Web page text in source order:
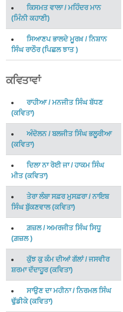
ਕਿਸਮਤ ਵਾਲਾ/ ਮਹਿੰਦਰ ਮਾਨ
(ਮਿੰਨੀ ਕਹਾਣੀ)
ਸਿਆਣਪ ਭਾਲਦੇ ਮੂਰਖ਼/ਨਿਸ਼ਾਨ
ਸਿੰਘ ਰਾਠੌਰ(ਪਿਛਲ ਝਾਤ)
ਕਵਿਤਾਵਾਂ
ਰਾਹੀਆ/ਮਨਜੀਤ ਸਿੰਘ ਬੱਧਣ
(ਕਵਿਤਾ)
ਅੰਦੋਲਨ/ ਬਲਜੀਤ ਸਿੰਘ ਭਲੂਰੀਆ
(ਕਵਿਤਾ)
ਦਿਲਾ ਨਾ ਰੋਈ ਜਾ/ਹਾਕਮ ਸਿੰਘ
ਮੀਤ(ਕਵਿਤਾ)
ਤੇਰਾ ਲੰਬਾ ਸਫ਼ਰ ਮੁਸਫ਼ਰਾ/ਨਾਇਬ
ਸਿੰਘ ਬੁੱਕਣਵਾਲ(ਕਵਿਤਾ)
ਗ਼ਜ਼ਲ/ਅਮਰਜੀਤ ਸਿੰਘ ਸਿਧੂ
(ਗ਼ਜ਼ਲ)
ਕੁੱਝ ਕੁ ਕੰਮ ਦੀਆਂ ਗੱਲਾਂ/ ਜਸਵੀਰ
ਸ਼ਰਮਾ ਦੱਦਾਹੂਰ(ਕਵਿਤਾ)
ਸਾਉਣ ਦਾ ਮਹੀਨਾ/ਨਿਰਮਲ ਸਿੰਘ
ਢੁੱਡੀਕੇ(ਕਵਿਤਾ)